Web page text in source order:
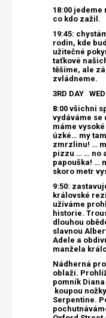
18:00
co kdo zažil.
19:45:
rodin, kde
užitečné
taťkové
těšíme, ale
zvládneme.
3RD DAY
8:00 všichni
vydáváme se
máme
úzké… my
zmrzlinu! …
pizzu … … no
papouška! …
skoro metr
9:50:
královské
užíváme
historie.
dlouhou
slavnou
Adele a
manžela
Nádherná
oblaží.
pomník
koupou
Serpentine.